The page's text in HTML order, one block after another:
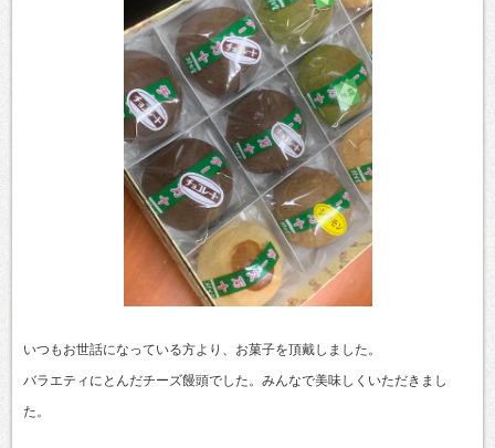
いつもお世話になっている方より、お菓子を頂戴しました。
バラエティにとんだチーズ饅頭でした。みんなで美味しくいただきまし
た。